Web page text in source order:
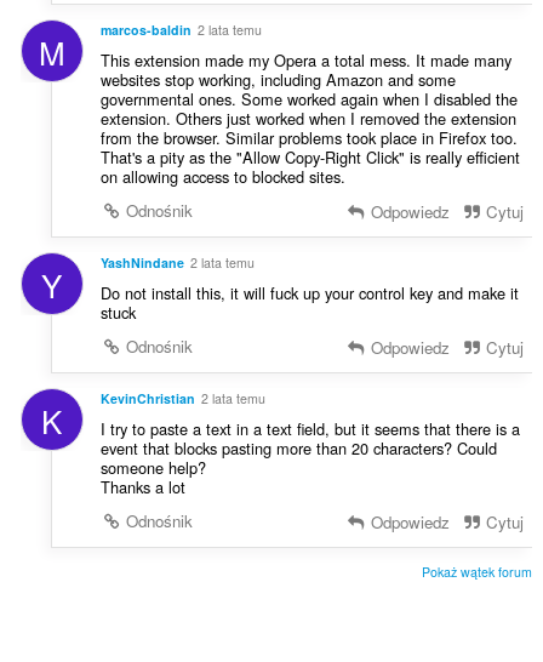
M marcos-baldin 2 lata temu
This extension made my Opera a total mess. It made many
websites stop working, including Amazon and some
governmental ones. Some worked again when I disabled the
extension. Others just worked when I removed the extension
from the browser. Similar problems took place in Firefox too.
That's a pity as the "Allow Copy-Right Click" is really efficient
on allowing access to blocked sites.
Odnośnik
Odpowiedz Cytuj
Y YashNindane 2 lata temu
Do not install this, it will fuck up your control key and make it
stuck
Odnośnik
Odpowiedz Cytuj
K KevinChristian 2 lata temu
I try to paste a text in a text field, but it seems that there is a
event that blocks pasting more than 20 characters? Could
someone help?
Thanks a lot
Odnośnik
Odpowiedz Cytuj
Pokaż wątek forum